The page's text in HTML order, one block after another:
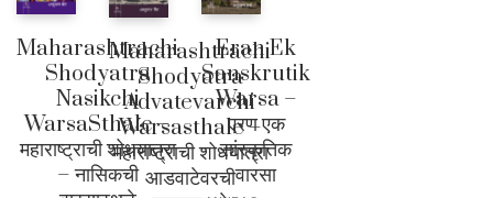
Maharashtrachi
Shodyatra
Nasikchi
WarsaSthale –
महाराष्ट्राची शोधयात्रा
– नासिकची
Maharashtrachi
Shodyatra
Advatevarchi
Warsasthale –
महाराष्ट्राची शोधयात्रा
आडवाटेवरची
Eran Ek
Sanskrutik
Warsa –
एरण एक
सांस्कृतिक
वारसा